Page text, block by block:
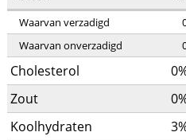
Waarvan verzadigd
Waarvan onverzadigd
Cholesterol
Zout
Koolhydraten